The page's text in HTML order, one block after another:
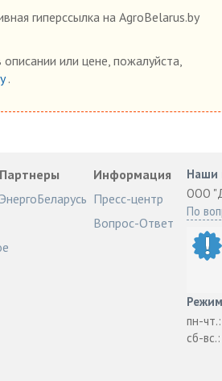
гиперссылка на AgroBelarus.by
или цене, пожалуйста,
.
Партнеры
ЭнергоБеларусь
Информация
Пресс-центр
Вопрос-Ответ
Наши
ООО
По
пн-
сб-